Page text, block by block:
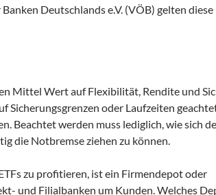
Deutschlands e.V. (VÖB) gelten diese
Mittel Wert auf Flexibilität, Rendite und
Sicherungsgrenzen oder Laufzeiten
Beachtet werden muss lediglich, wie sich
die Notbremse ziehen zu können.
zu profitieren, ist ein Firmendepot oder
und Filialbanken um Kunden. Welches